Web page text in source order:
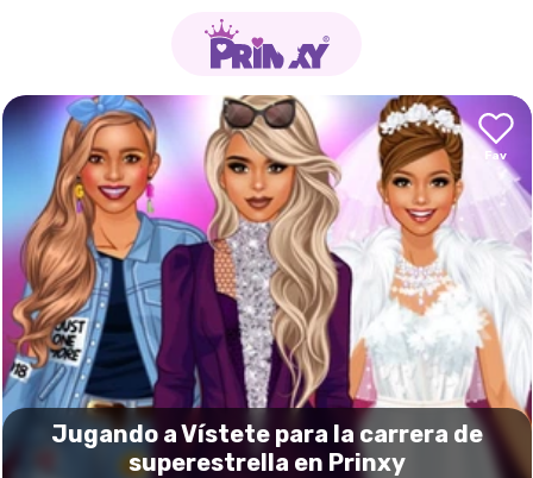
Jugando a Vístete para la carrera de
superestrella en Prinxy